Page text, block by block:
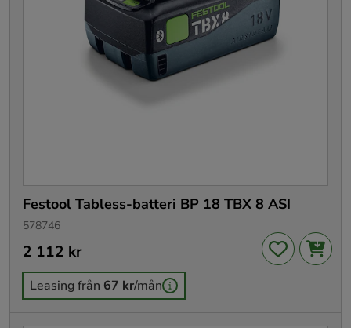
Festool Tabless-batteri BP 18 TBX 8 ASI
578746
Pris :2 112 kr
2 112 kr
Leasing från 67 kr/mån